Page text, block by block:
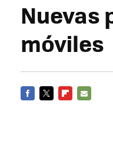
Nuevas
móviles